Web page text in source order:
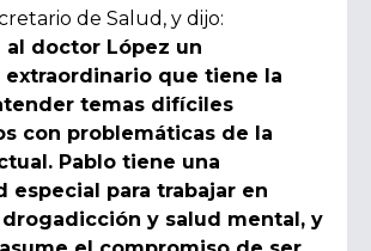
de Salud, y dijo:
al doctor López un
extraordinario que tiene la
temas difíciles
con problemáticas de la
Pablo tiene una
especial para trabajar en
y salud mental, y